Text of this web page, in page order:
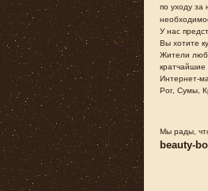
по уходу за
У нас
Вы хотите
Жители
кратчайшие
Интернет-
Рог, Сумы,
Мы рады,
beauty-